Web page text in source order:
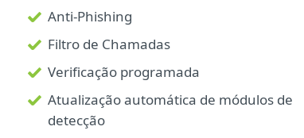
Anti-Phishing
Filtro de Chamadas
Verificação programada
Atualização automática de módulos de
detecção